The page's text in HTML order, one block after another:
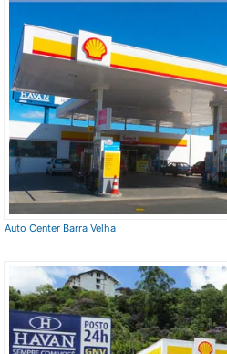
Auto Center Barra Velha